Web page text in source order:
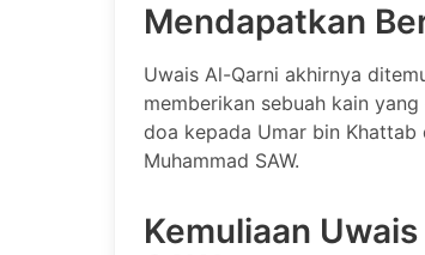
Mendapatkan
Uwais Al-Qarni akhirnya
memberikan sebuah kain
doa kepada Umar bin Khattab
Muhammad SAW.
Kemuliaan